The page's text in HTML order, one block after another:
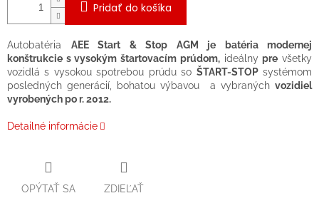
Pridať do košíka
Autobatéria AEE Start & Stop AGM je batéria modernej
konštrukcie s vysokým štartovacím prúdom,ideálnypre všetky
vozidlá s vysokou spotrebou prúdu so ŠTART-STOPsystémom
posledných generácií, bohatou výbavou a vybraných vozidiel
vyrobených po r. 2012.
Detailné informácie
OPÝTAŤ SA ZDIEĽAŤ